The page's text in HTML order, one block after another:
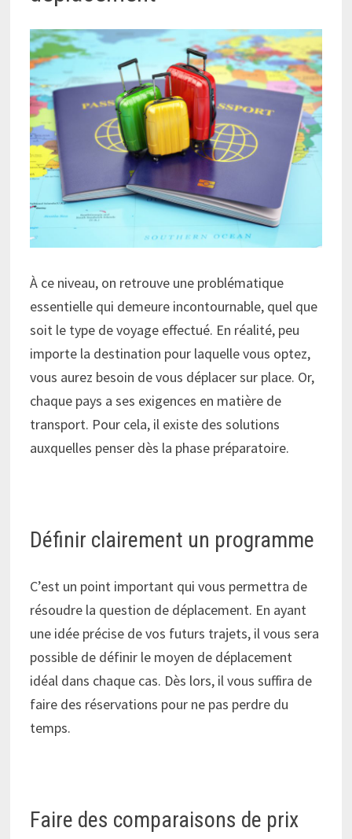
À ce niveau, on retrouve une problématique
essentielle qui demeure incontournable, quel que
soit le type de voyage effectué. En réalité, peu
importe la destination pour laquelle vous optez,
vous aurez besoin de vous déplacer sur place. Or,
chaque pays a ses exigences en matière de
transport. Pour cela, il existe des solutions
auxquelles penser dès la phase préparatoire.
Définir clairement un programme
C’est un point important qui vous permettra de
résoudre la question de déplacement. En ayant
une idée précise de vos futurs trajets, il vous sera
possible de définir le moyen de déplacement
idéal dans chaque cas. Dès lors, il vous suffira de
faire des réservations pour ne pas perdre du
temps.
Faire des comparaisons de prix